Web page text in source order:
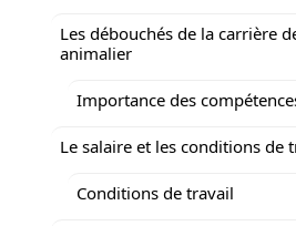
Les débouchés de la carrière
animalier
Importance des
Le salaire et les conditions de
Conditions de travail